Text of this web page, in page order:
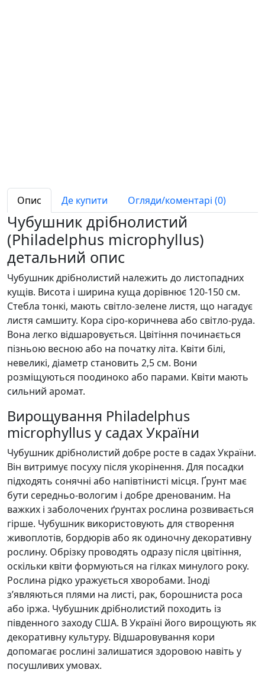
Опис Де купити Огляди/коментарі (0)
Чубушник дрібнолистий
(Philadelphus microphyllus)
детальний опис
Чубушник дрібнолистий належить до листопадних
кущів. Висота і ширина куща дорівнює 120-150 см.
Стебла тонкі, мають світло-зелене листя, що нагадує
листя самшиту. Кора сіро-коричнева або світло-руда.
Вона легко відшаровується. Цвітіння починається
пізньою весною або на початку літа. Квіти білі,
невеликі, діаметр становить 2,5 см. Вони
розміщуються поодиноко або парами. Квіти мають
сильний аромат.
Вирощування Philadelphus
microphyllus у садах України
Чубушник дрібнолистий добре росте в садах України.
Він витримує посуху після укорінення. Для посадки
підходять сонячні або напівтінисті місця. Ґрунт має
бути середньо-вологим і добре дренованим. На
важких і заболочених ґрунтах рослина розвивається
гірше. Чубушник використовують для створення
живоплотів, бордюрів або як одиночну декоративну
рослину. Обрізку проводять одразу після цвітіння,
оскільки квіти формуються на гілках минулого року.
Рослина рідко уражується хворобами. Іноді
з’являються плями на листі, рак, борошниста роса
або іржа. Чубушник дрібнолистий походить із
південного заходу США. В Україні його вирощують як
декоративну культуру. Відшаровування кори
допомагає рослині залишатися здоровою навіть у
посушливих умовах.